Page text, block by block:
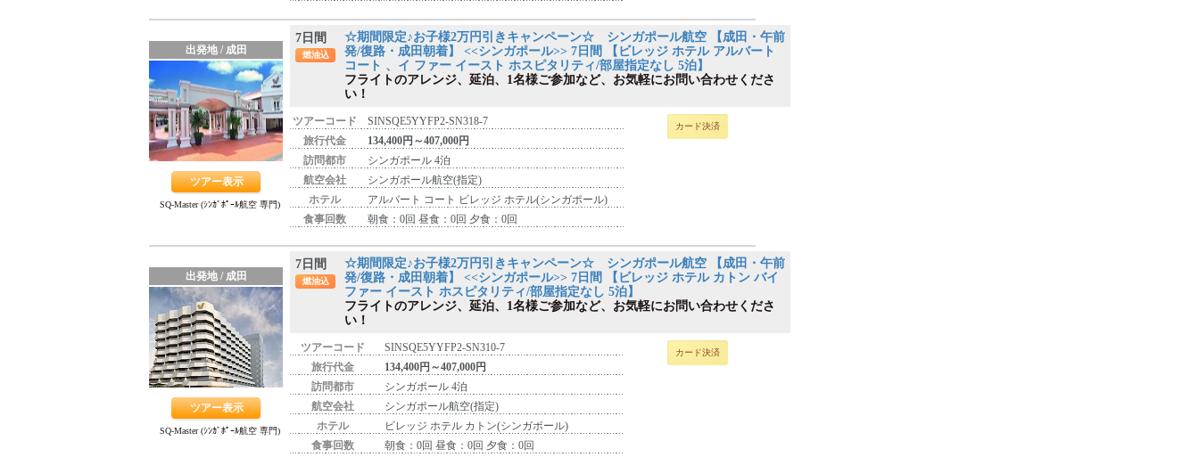
出発地 / 成田
ツアー表示
SQ-Master (ｼﾝｶﾞﾎﾟｰﾙ航空 専門)
7日間
燃油込
☆期間限定♪お子様2万円引きキャンペーン☆ シンガポール航空 【成田・午前
発/復路・成田朝着】 <<シンガポール>> 7日間 【ビレッジ ホテル アルバート
コート 、イ ファー イースト ホスピタリティ/部屋指定なし 5泊】
フライトのアレンジ、延泊、1名様ご参加など、お気軽にお問い合わせくださ
い！
ツアーコード
SINSQE5YYFP2-SN318-7
旅行代金
134,400円～407,000円
訪問都市
シンガポール 4泊
航空会社
シンガポール航空(指定)
ホテル
アルバート コート ビレッジ ホテル(シンガポール)
食事回数
朝食：0回 昼食：0回 夕食：0回
カード決済
出発地 / 成田
ツアー表示
SQ-Master (ｼﾝｶﾞﾎﾟｰﾙ航空 専門)
7日間
燃油込
☆期間限定♪お子様2万円引きキャンペーン☆ シンガポール航空 【成田・午前
発/復路・成田朝着】 <<シンガポール>> 7日間 【ビレッジ ホテル カトン バイ
ファー イースト ホスピタリティ/部屋指定なし 5泊】
フライトのアレンジ、延泊、1名様ご参加など、お気軽にお問い合わせくださ
い！
ツアーコード
SINSQE5YYFP2-SN310-7
旅行代金
134,400円～407,000円
訪問都市
シンガポール 4泊
航空会社
シンガポール航空(指定)
ホテル
ビレッジ ホテル カトン(シンガポール)
食事回数
朝食：0回 昼食：0回 夕食：0回
カード決済